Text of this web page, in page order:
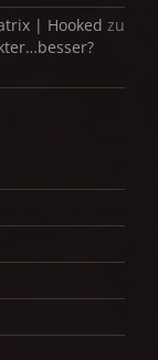
| Hooked zu